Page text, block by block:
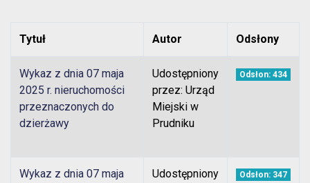
Tytuł Autor Odsłony
Wykaz z dnia 07 maja
2025 r. nieruchomości
przeznaczonych do
dzierżawy
Udostępniony
przez: Urząd
Miejski w
Prudniku
Odsłon: 434
Wykaz z dnia 07 maja
Udostępniony
Odsłon: 347